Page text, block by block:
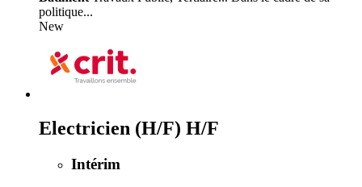
politique...
New
Electricien (H/F) H/F
Intérim